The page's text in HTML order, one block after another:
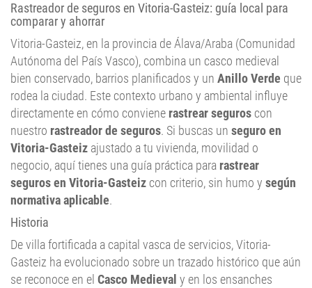
Rastreador de seguros en Vitoria-Gasteiz: guía local para
comparar y ahorrar
Vitoria-Gasteiz, en la provincia de Álava/Araba (Comunidad
Autónoma del País Vasco), combina un casco medieval
bien conservado, barrios planificados y un Anillo Verde que
rodea la ciudad. Este contexto urbano y ambiental influye
directamente en cómo conviene rastrear seguros con
nuestro rastreador de seguros. Si buscas un seguro en
Vitoria-Gasteiz ajustado a tu vivienda, movilidad o
negocio, aquí tienes una guía práctica para rastrear
seguros en Vitoria-Gasteiz con criterio, sin humo y según
normativa aplicable.
Historia
De villa fortificada a capital vasca de servicios, Vitoria-
Gasteiz ha evolucionado sobre un trazado histórico que aún
se reconoce en el Casco Medieval y en los ensanches